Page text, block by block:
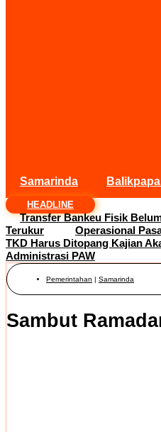
Samarinda
HEADLINE
Transfer Bankeu Fisik
Terukur
Operasional
TKD Harus Ditopang Kajian
Administrasi PAW
Pemerintahan | Samarinda
Sambut